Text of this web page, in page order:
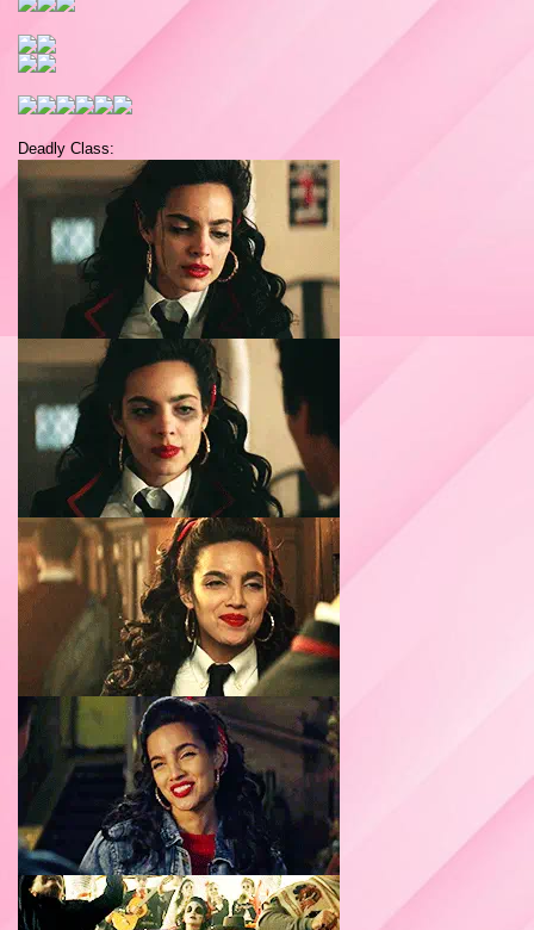
Deadly Class: